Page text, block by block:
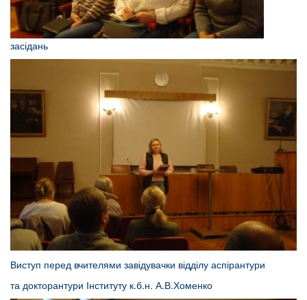
засідань
Виступ перед вчителями завідувачки відділу аспірантури
та докторантури Інституту к.б.н. А.В.Хоменко